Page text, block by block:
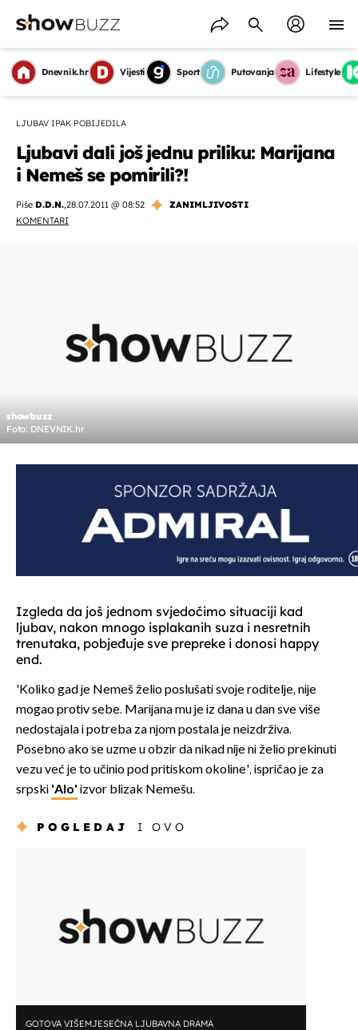
Dnevnik.hr Vijesti Sport Putovanja Lifestyle
LJUBAV IPAK POBIJEDILA
Ljubavi dali još jednu priliku: Marijana
i Nemeš se pomirili?!
Piše D.D.N.,28.07.2011 @ 08:52
ZANIMLJIVOSTI
KOMENTARI
showbuzz
Foto: DNEVNIK.hr
Izgleda da još jednom svjedočimo situaciji kad
ljubav, nakon mnogo isplakanih suza i nesretnih
trenutaka, pobjeđuje sve prepreke i donosi happy
end.
'Koliko gad je Nemeš želio poslušati svoje roditelje, nije
mogao protiv sebe. Marijana mu je iz dana u dan sve više
nedostajala i potreba za njom postala je neizdrživa.
Posebno ako se uzme u obzir da nikad nije ni želio prekinuti
vezu već je to učinio pod pritiskom okoline', ispričao je za
srpski 'Alo' izvor blizak Nemešu.
POGLEDAJ I OVO
GOTOVA VIŠEMJESEČNA LJUBAVNA DRAMA